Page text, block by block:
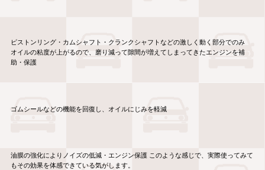
ピストンリング・カムシャフト・クランクシャフトなどの激しく動く部分でのみ
オイルの粘度が上がるので、磨り減って隙間が増えてしまってきたエンジンを補
助・保護
ゴムシールなどの機能を回復し、オイルにじみを軽減
油膜の強化によりノイズの低減・エンジン保護 このような感じで、実際使ってみて
もその効果を体感できている気がします。